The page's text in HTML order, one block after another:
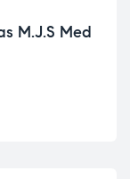
M.J.S Med